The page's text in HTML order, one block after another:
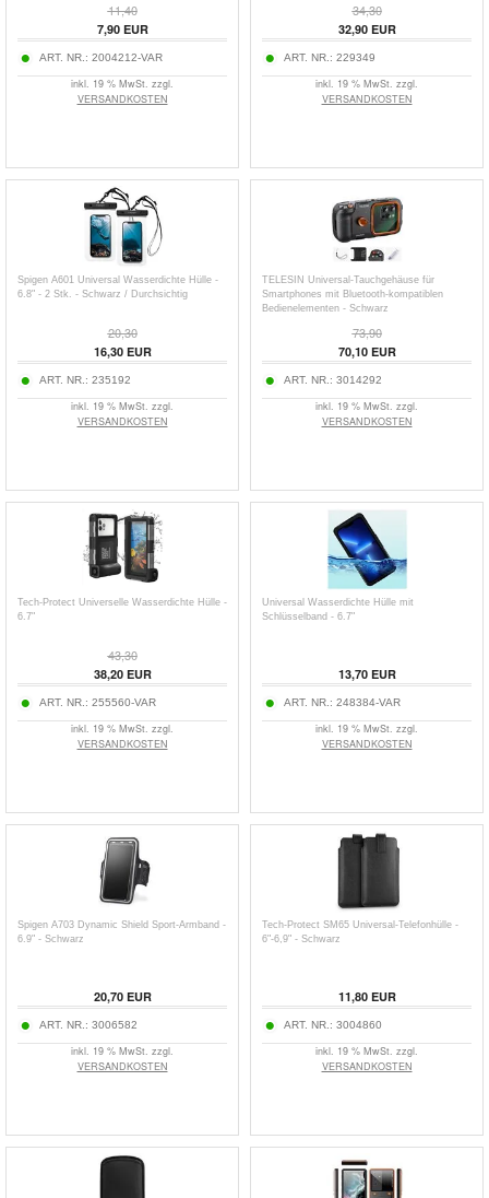
11,40
7,90EUR
ART. NR.: 2004212-VAR
inkl. 19 % MwSt. zzgl.
VERSANDKOSTEN
34,30
32,90EUR
ART. NR.: 229349
inkl. 19 % MwSt. zzgl.
VERSANDKOSTEN
Spigen A601 Universal Wasserdichte Hülle -
6.8" - 2 Stk. - Schwarz / Durchsichtig
20,30
16,30EUR
ART. NR.: 235192
inkl. 19 % MwSt. zzgl.
VERSANDKOSTEN
TELESIN Universal-Tauchgehäuse für
Smartphones mit Bluetooth-kompatiblen
Bedienelementen - Schwarz
73,90
70,10EUR
ART. NR.: 3014292
inkl. 19 % MwSt. zzgl.
VERSANDKOSTEN
Tech-Protect Universelle Wasserdichte Hülle -
6.7"
43,30
38,20EUR
ART. NR.: 255560-VAR
inkl. 19 % MwSt. zzgl.
VERSANDKOSTEN
Universal Wasserdichte Hülle mit
Schlüsselband - 6.7"
13,70EUR
ART. NR.: 248384-VAR
inkl. 19 % MwSt. zzgl.
VERSANDKOSTEN
Spigen A703 Dynamic Shield Sport-Armband -
6.9" - Schwarz
20,70EUR
ART. NR.: 3006582
inkl. 19 % MwSt. zzgl.
VERSANDKOSTEN
Tech-Protect SM65 Universal-Telefonhülle -
6"-6,9" - Schwarz
11,80EUR
ART. NR.: 3004860
inkl. 19 % MwSt. zzgl.
VERSANDKOSTEN